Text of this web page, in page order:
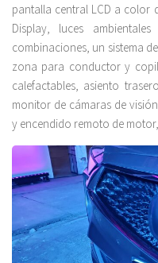
pantalla central LCD a color
Display, luces
combinaciones, un sistema
zona para conductor y
calefactables, asiento
monitor de cámaras de
y encendido remoto de